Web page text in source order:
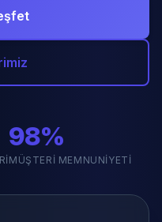
98%
MÜŞTERI MEMNUNIYETI